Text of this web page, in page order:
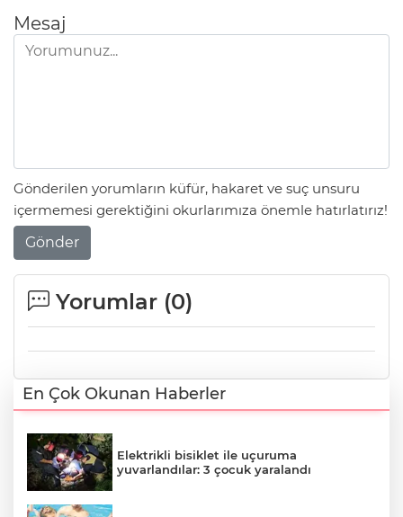
Mesaj
Gönderilen yorumların küfür, hakaret ve suç unsuru
içermemesi gerektiğini okurlarımıza önemle hatırlatırız!
Gönder
Yorumlar (0)
En Çok Okunan Haberler
Elektrikli bisiklet ile uçuruma
yuvarlandılar: 3 çocuk yaralandı